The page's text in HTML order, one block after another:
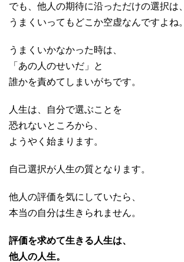
でも、他人の期待に沿っただけの選択は、
うまくいってもどこか空虚なんですよね。
うまくいかなかった時は、
「あの人のせいだ」と
誰かを責めてしまいがちです。
人生は、自分で選ぶことを
恐れないところから、
ようやく始まります。
自己選択が人生の質となります。
他人の評価を気にしていたら、
本当の自分は生きられません。
評価を求めて生きる人生は、
他人の人生。